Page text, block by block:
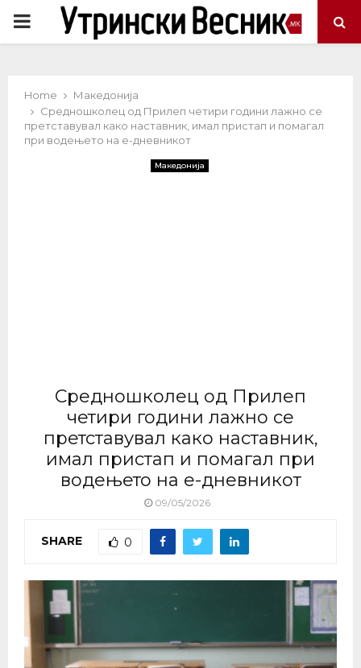
PRIMARY
Home
Македонија
Средношколец од Прилеп четири години лажно се
претставувал како наставник, имал пристап и помагал
при водењето на е-дневникот
Македонија
Средношколец од Прилеп
четири години лажно се
претставувал како наставник,
имал пристап и помагал при
водењето на е-дневникот
09/05/2026
SHARE 0